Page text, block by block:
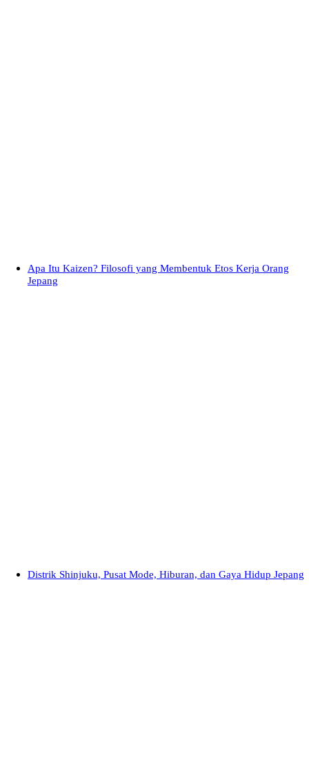
Apa Itu Kaizen? Filosofi yang Membentuk Etos Kerja Orang
Jepang
Distrik Shinjuku, Pusat Mode, Hiburan, dan Gaya Hidup Jepang